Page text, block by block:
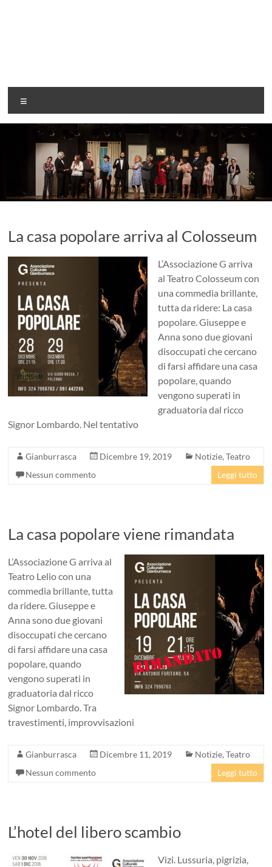
Associazione
G
Rendiamo
magico…
La casa popolare arriva al Colosseum
L’Associazione G arriva
al Teatro Colosseum con
una commedia brillante,
tutta da ridere: La casa
popolare. Giuseppe e
Anna sono due giovani
disoccupati che cercano
di farsi affidare una casa
popolare, quando
vengono superati in
graduatoria dal ricco
Signor Lombardo. Nel tentativo
Gianburrasca Dicembre 19, 2019 Notizie,Teatro
Nessun commento
Leggi tutto
La casa popolare viene rimandata
L’Associazione G arriva al
Teatro Lelio con una
commedia brillante, tutta
da ridere. Giuseppe e
Anna sono due giovani
disoccupati che cercano
di farsi affidare una casa
popolare, quando
vengono superati in
graduatoria dal ricco
Signor Lombardo. Tra
travestimenti, improvvisazioni
Gianburrasca Dicembre 11, 2019 Notizie,Teatro
Nessun commento
Leggi tutto
L’hotel del libero scambio
Vizi. Lussuria, pigrizia,